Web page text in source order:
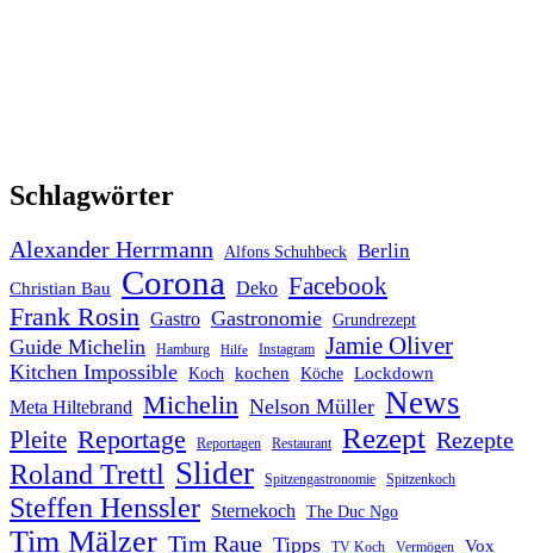
Schlagwörter
Alexander Herrmann Alfons Schuhbeck Berlin
Christian Bau Corona Deko Facebook
Frank Rosin Gastro Gastronomie Grundrezept
Guide Michelin Hamburg Hilfe Instagram Jamie Oliver
Kitchen Impossible Koch kochen Köche Lockdown
Meta Hiltebrand Michelin Nelson Müller News
Pleite Reportage Reportagen Restaurant Rezept Rezepte
Roland Trettl Slider Spitzengastronomie Spitzenkoch
Steffen Henssler Sternekoch The Duc Ngo
Tim Mälzer Tim Raue Tipps TV Koch Vermögen Vox